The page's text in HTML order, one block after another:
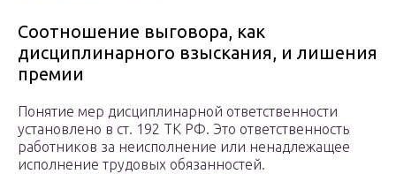
Соотношение выговора, как
дисциплинарного взыскания, и лишения
премии
Понятие мер дисциплинарной ответственности
установлено в ст. 192 ТК РФ. Это ответственность
работников за неисполнение или ненадлежащее
исполнение трудовых обязанностей.